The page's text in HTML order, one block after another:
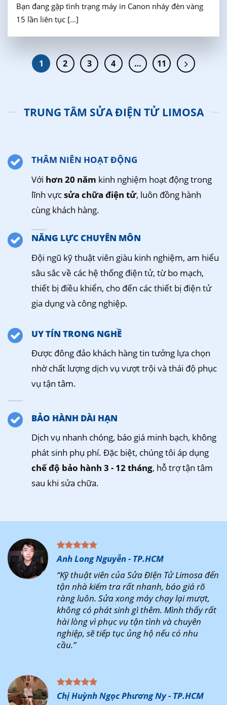
Bạn đang gặp tình trạng máy in Canon nháy đèn vàng
15 lần liên tục [...]
1 2 3 4 … 11
TRUNG TÂM SỬA ĐIỆN TỬ LIMOSA
THÂM NIÊN HOẠT ĐỘNG
Với hơn 20 năm kinh nghiệm hoạt động trong
lĩnh vựcsửa chữa điện tử, luôn đồng hành
cùng khách hàng.
NĂNG LỰC CHUYÊN MÔN
Đội ngũ kỹ thuật viên giàu kinh nghiệm, am hiểu
sâu sắc về các hệ thống điện tử, từ bo mạch,
thiết bị điều khiển, cho đến các thiết bị điện tử
gia dụng và công nghiệp.
UY TÍN TRONG NGHỀ
Được đông đảo khách hàng tin tưởng lựa chọn
nhờ chất lượng dịch vụ vượt trội và thái độ phục
vụ tận tâm.
BẢO HÀNH DÀI HẠN
Dịch vụ nhanh chóng, báo giá minh bạch, không
phát sinh phụ phí. Đặc biệt, chúng tôi áp dụng
chế độ bảo hành 3 - 12 tháng, hỗ trợ tận tâm
sau khi sửa chữa.
Anh Long Nguyễn - TP.HCM
“Kỹ thuật viên của Sửa ĐIện Tử Limosa đến
tận nhà kiểm tra rất nhanh, báo giá rõ
ràng luôn. Sửa xong máy chạy lại mượt,
không có phát sinh gì thêm. Mình thấy rất
hài lòng vì phục vụ tận tình và chuyên
nghiệp, sẽ tiếp tục ủng hộ nếu có nhu
cầu.”
Chị Huỳnh Ngọc Phương Ny - TP.HCM